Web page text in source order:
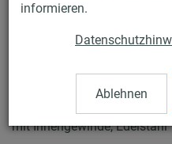
informieren.
Ablehnen
MPC-
mit Innengewinde, Edelstahl